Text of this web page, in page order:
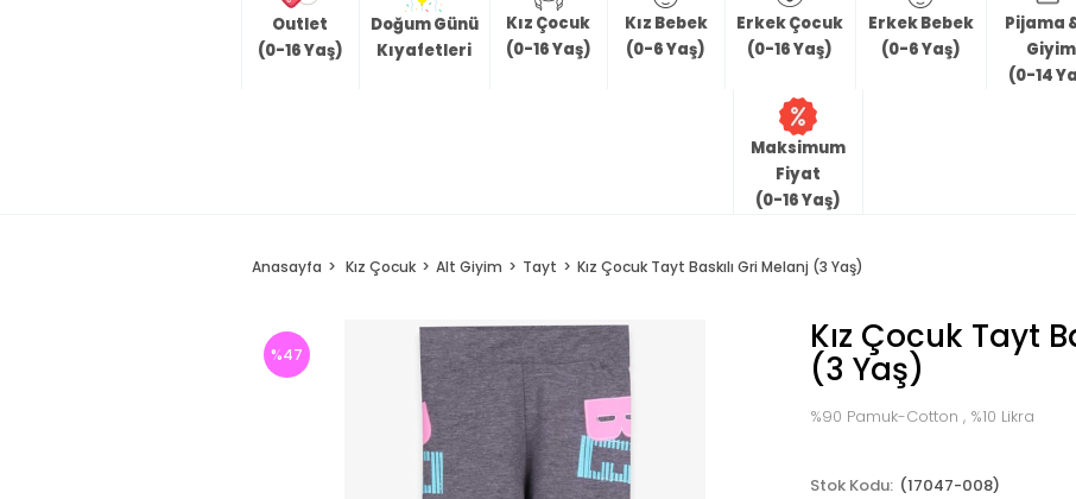
Outlet
(0-16 Yaş)
Doğum Günü
Kıyafetleri
Kız Çocuk
(0-16 Yaş)
Kız Bebek
(0-6 Yaş)
Erkek Çocuk
(0-16 Yaş)
Erkek Bebek
(0-6 Yaş)
Pijama
Giyim
(0-14
Maksimum
Fiyat
(0-16 Yaş)
Anasayfa Kız Çocuk Alt Giyim Tayt Kız Çocuk Tayt Baskılı Gri Melanj (3 Yaş)
%47 Kız Çocuk Tayt
(3 Yaş)
%90 Pamuk-Cotton , %10 Likra
(17047-008)